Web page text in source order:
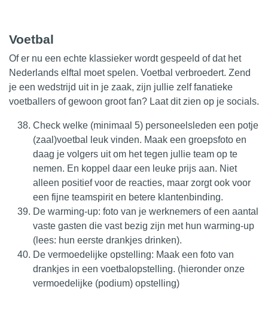
Voetbal
Of er nu een echte klassieker wordt gespeeld of dat het
Nederlands elftal moet spelen. Voetbal verbroedert. Zend
je een wedstrijd uit in je zaak, zijn jullie zelf fanatieke
voetballers of gewoon groot fan? Laat dit zien op je socials.
Check welke (minimaal 5) personeelsleden een potje
(zaal)voetbal leuk vinden. Maak een groepsfoto en
daag je volgers uit om het tegen jullie team op te
nemen. En koppel daar een leuke prijs aan. Niet
alleen positief voor de reacties, maar zorgt ook voor
een fijne teamspirit en betere klantenbinding.
De warming-up: foto van je werknemers of een aantal
vaste gasten die vast bezig zijn met hun warming-up
(lees: hun eerste drankjes drinken).
De vermoedelijke opstelling: Maak een foto van
drankjes in een voetbalopstelling. (hieronder onze
vermoedelijke (podium) opstelling)